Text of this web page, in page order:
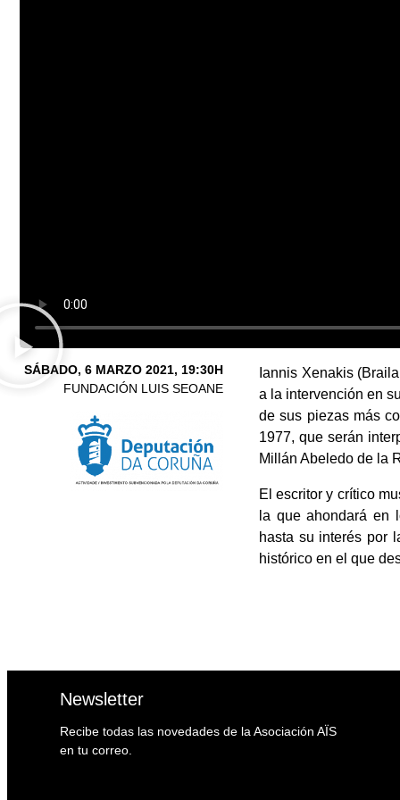
SÁBADO, 6 MARZO 2021, 19:30H
FUNDACIÓN LUIS SEOANE
Iannis Xenakis
a la intervención en
de sus piezas más
1977, que serán
Millán Abeledo de la
El escritor y crítico
la que ahondará en
hasta su interés por
histórico en el que
Newsletter
Recibe todas las novedades de la Asociación AÏS
en tu correo.